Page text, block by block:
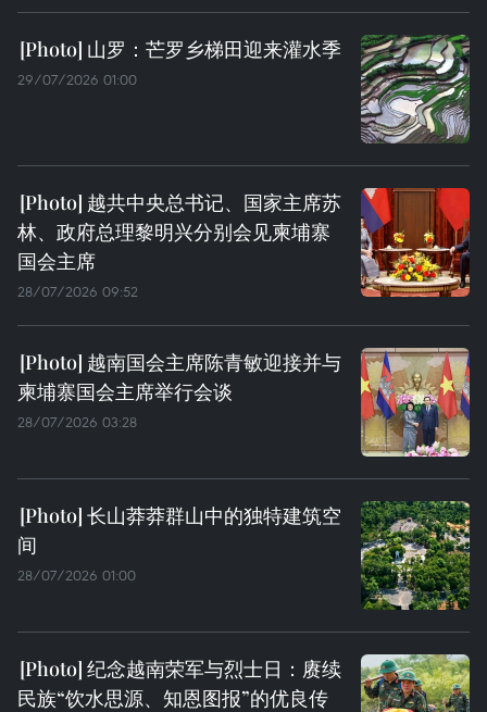
山罗：芒罗乡梯田迎来灌水季
29/07/2026 01:00
越共中央总书记、国家主席苏
林、政府总理黎明兴分别会见柬埔寨
国会主席
28/07/2026 09:52
越南国会主席陈青敏迎接并与
柬埔寨国会主席举行会谈
28/07/2026 03:28
长山莽莽群山中的独特建筑空
间
28/07/2026 01:00
纪念越南荣军与烈士日：赓续
民族“饮水思源、知恩图报”的优良传